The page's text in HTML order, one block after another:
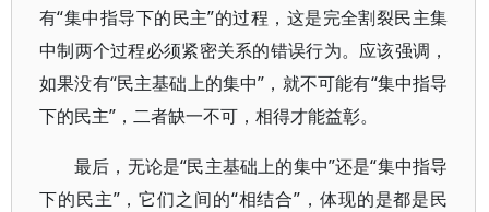
有“集中指导下的民主”的过程，这是完全割裂民主集
中制两个过程必须紧密关系的错误行为。应该强调，
如果没有“民主基础上的集中”，就不可能有“集中指导
下的民主”，二者缺一不可，相得才能益彰。
最后，无论是“民主基础上的集中”还是“集中指导
下的民主”，它们之间的“相结合”，体现的是都是民